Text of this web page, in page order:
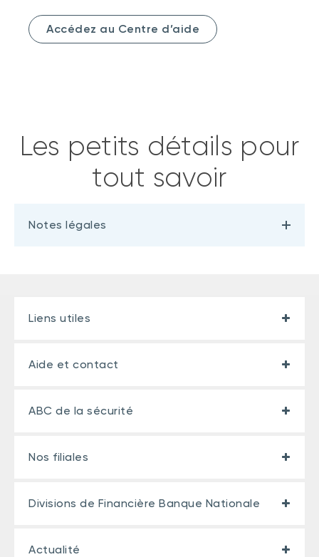
Accédez au Centre d’aide
Les petits détails pour
tout savoir
Notes légales
Liens utiles
Aide et contact
ABC de la sécurité
Nos filiales
Divisions de Financière Banque Nationale
Actualité